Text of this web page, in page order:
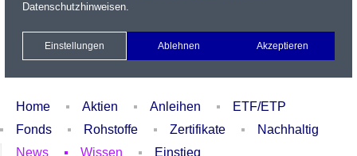
Xetra Realtime
Watchlist Portfolio Login
Home Aktien Anleihen
ETF/ETP
Fonds
Rohstoffe Zertifikate
Nachhaltig
News
Wissen Einstieg
Datenschutzhinweisen.
Einstellungen Ablehnen Akzeptieren